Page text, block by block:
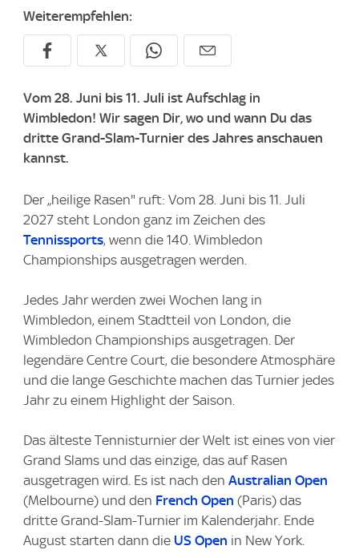
Weiterempfehlen:
Vom 28. Juni bis 11. Juli ist Aufschlag in
Wimbledon! Wir sagen Dir, wo und wann Du das
dritte Grand-Slam-Turnier des Jahres anschauen
kannst.
Der „heilige Rasen" ruft: Vom 28. Juni bis 11. Juli
2027 steht London ganz im Zeichen des
Tennissports, wenn die 140. Wimbledon
Championships ausgetragen werden.
Jedes Jahr werden zwei Wochen lang in
Wimbledon, einem Stadtteil von London, die
Wimbledon Championships ausgetragen. Der
legendäre Centre Court, die besondere Atmosphäre
und die lange Geschichte machen das Turnier jedes
Jahr zu einem Highlight der Saison.
Das älteste Tennisturnier der Welt ist eines von vier
Grand Slams und das einzige, das auf Rasen
ausgetragen wird. Es ist nach den Australian Open
(Melbourne) und den French Open (Paris) das
dritte Grand-Slam-Turnier im Kalenderjahr. Ende
August starten dann die US Open in New York.